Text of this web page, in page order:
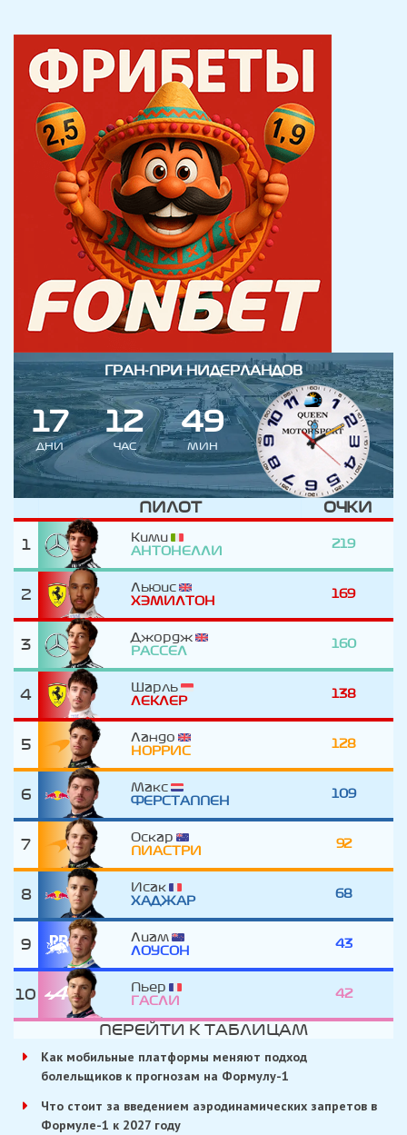
ГРАН-ПРИ НИДЕРЛАНДОВ
17
ДНИ
12
ЧАС
49
МИН
ПИЛОТ ОЧКИ
1
Кими
АНТОНЕЛЛИ
219
2
Льюис
ХЭМИЛТОН
169
3
Джордж
РАССЕЛ
160
4
Шарль
ЛЕКЛЕР
138
5
Ландо
НОРРИС
128
6
Макс
ФЕРСТАППЕН
109
7
Оскар
ПИАСТРИ
92
8
Исак
ХАДЖАР
68
9
Лиам
ЛОУСОН
43
10
Пьер
ГАСЛИ
42
ПЕРЕЙТИ К ТАБЛИЦАМ
Как мобильные платформы меняют подход
болельщиков к прогнозам на Формулу-1
Что стоит за введением аэродинамических запретов в
Формуле-1 к 2027 году